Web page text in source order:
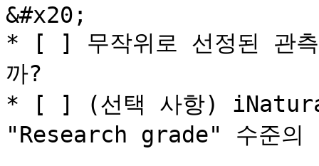
&#x20;
* [ ] 무작위로 선정된 관측
까?
* [ ] (선택 사항)
"Research grade" 수준의